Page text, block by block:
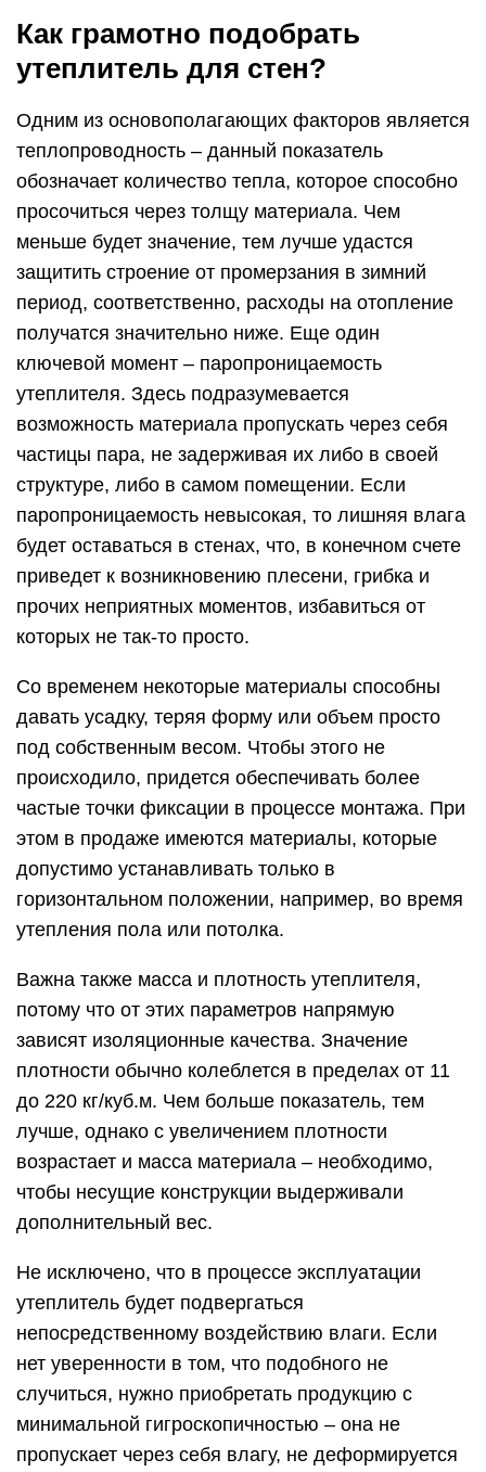
Как грамотно подобрать
утеплитель для стен?
Одним из основополагающих факторов является
теплопроводность – данный показатель
обозначает количество тепла, которое способно
просочиться через толщу материала. Чем
меньше будет значение, тем лучше удастся
защитить строение от промерзания в зимний
период, соответственно, расходы на отопление
получатся значительно ниже. Еще один
ключевой момент – паропроницаемость
утеплителя. Здесь подразумевается
возможность материала пропускать через себя
частицы пара, не задерживая их либо в своей
структуре, либо в самом помещении. Если
паропроницаемость невысокая, то лишняя влага
будет оставаться в стенах, что, в конечном счете
приведет к возникновению плесени, грибка и
прочих неприятных моментов, избавиться от
которых не так-то просто.
Со временем некоторые материалы способны
давать усадку, теряя форму или объем просто
под собственным весом. Чтобы этого не
происходило, придется обеспечивать более
частые точки фиксации в процессе монтажа. При
этом в продаже имеются материалы, которые
допустимо устанавливать только в
горизонтальном положении, например, во время
утепления пола или потолка.
Важна также масса и плотность утеплителя,
потому что от этих параметров напрямую
зависят изоляционные качества. Значение
плотности обычно колеблется в пределах от 11
до 220 кг/куб.м. Чем больше показатель, тем
лучше, однако с увеличением плотности
возрастает и масса материала – необходимо,
чтобы несущие конструкции выдерживали
дополнительный вес.
Не исключено, что в процессе эксплуатации
утеплитель будет подвергаться
непосредственному воздействию влаги. Если
нет уверенности в том, что подобного не
случиться, нужно приобретать продукцию с
минимальной гигроскопичностью – она не
пропускает через себя влагу, не деформируется